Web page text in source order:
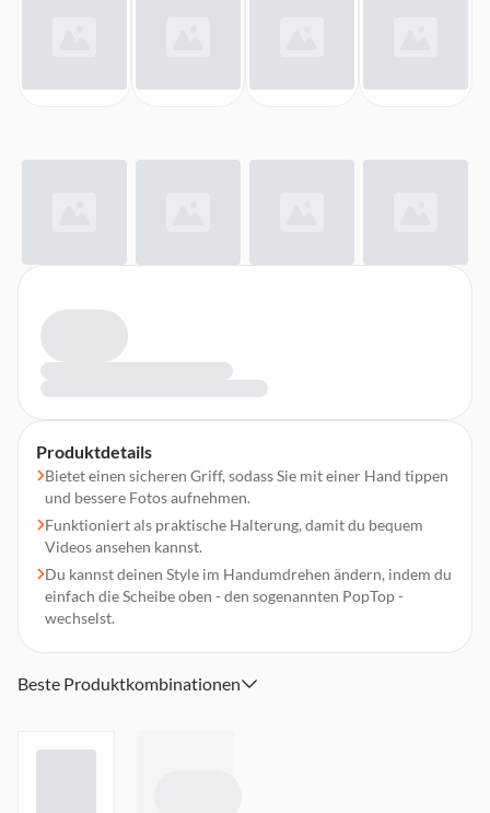
Produktdetails
Bietet einen sicheren Griff, sodass Sie mit einer Hand tippen
und bessere Fotos aufnehmen.
Funktioniert als praktische Halterung, damit du bequem
Videos ansehen kannst.
Du kannst deinen Style im Handumdrehen ändern, indem du
einfach die Scheibe oben - den sogenannten PopTop -
wechselst.
Beste Produktkombinationen